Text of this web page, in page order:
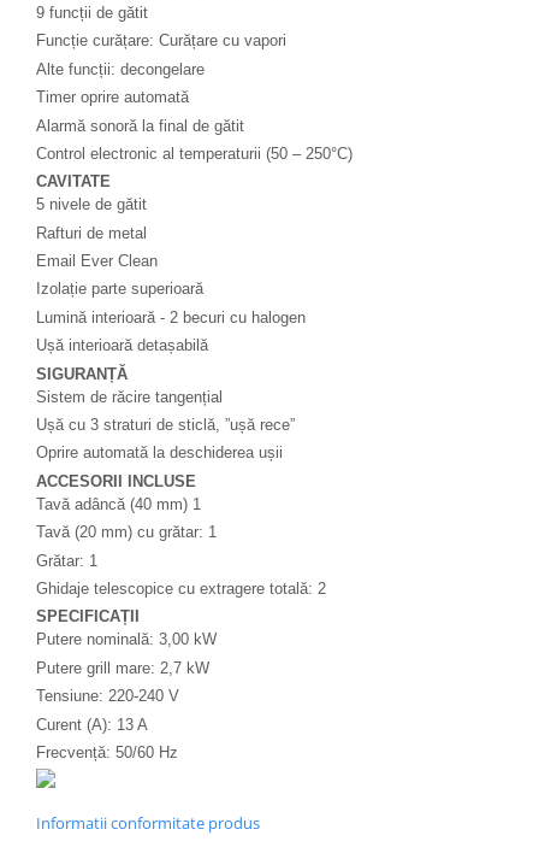
9 funcții de gătit
Funcție curățare: Curățare cu vapori
Alte funcții: decongelare
Timer oprire automată
Alarmă sonoră la final de gătit
Control electronic al temperaturii (50 – 250°C)
CAVITATE
5 nivele de gătit
Rafturi de metal
Email Ever Clean
Izolație parte superioară
Lumină interioară - 2 becuri cu halogen
Ușă interioară detașabilă
SIGURANȚĂ
Sistem de răcire tangențial
Ușă cu 3 straturi de sticlă, ”ușă rece”
Oprire automată la deschiderea ușii
ACCESORII INCLUSE
Tavă adâncă (40 mm) 1
Tavă (20 mm) cu grătar: 1
Grătar: 1
Ghidaje telescopice cu extragere totală: 2
SPECIFICAȚII
Putere nominală: 3,00 kW
Putere grill mare: 2,7 kW
Tensiune: 220-240 V
Curent (A): 13 A
Frecvență: 50/60 Hz
Informatii conformitate produs